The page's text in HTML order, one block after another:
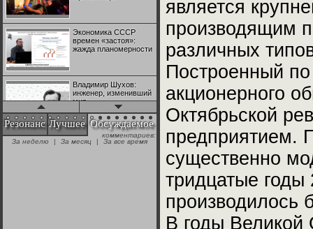
Экономика СССР
времен «застоя»:
жажда планомерности
Владимир Шухов:
инженер, изменивший
мир
"Аркадий Коц" на
эгалите-фесте "Не
Резонанс Лучшее Обсуждаемое
комментариев:
За неделю
| За месяц | За все время
является
производящим
различных
Построенный по
акционерного
Октябрьской
предприятием.
существенно
тридцатые годы
производилось
В годы Великой